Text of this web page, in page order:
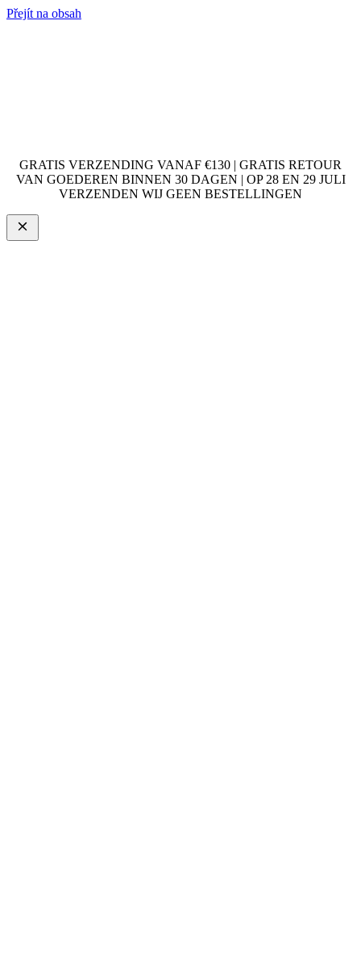
Přejít na obsah
GRATIS VERZENDING VANAF €130 | GRATIS RETOUR
VAN GOEDEREN BINNEN 30 DAGEN | OP 28 EN 29 JULI
VERZENDEN WIJ GEEN BESTELLINGEN